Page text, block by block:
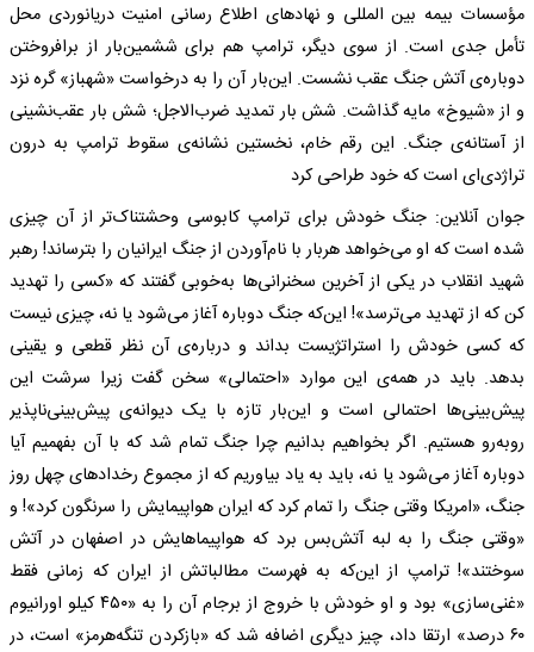
مؤسسات بیمه بین المللی و نهاد‌های اطلاع رسانی امنیت دریانوردی محل
تأمل جدی است. از سوی دیگر، ترامپ هم برای ششمین‌بار از برافروختن
دوباره‌ی آتش جنگ عقب نشست. این‌بار آن را به درخواست «شهباز» گره نزد
و از «شیوخ» مایه گذاشت. شش بار تمدید ضرب‌الاجل؛ شش بار عقب‌نشینی
از آستانه‌ی جنگ. این رقم خام، نخستین نشانه‌ی سقوط ترامپ به درون
تراژدی‌ای است که خود طراحی کرد
جوان آنلاین: جنگ خودش برای ترامپ کابوسی وحشتناک‌تر از آن چیزی
شده است که او می‌خواهد هربار با نام‌آوردن از جنگ ایرانیان را بترساند! رهبر
شهید انقلاب در یکی از آخرین سخنرانی‌ها به‌خوبی گفتند که «کسی را تهدید
کن که از تهدید می‌ترسد»! این‌که جنگ دوباره آغاز می‌شود یا نه، چیزی نیست
که کسی خودش را استراتژیست بداند و درباره‌ی آن نظر قطعی و یقینی
بدهد. باید در همه‌ی این موارد «احتمالی» سخن گفت زیرا سرشت این
پیش‌بینی‌ها احتمالی است و این‌بار تازه با یک دیوانه‌ی پیش‌بینی‌ناپذیر
روبه‌رو هستیم. اگر بخواهیم بدانیم چرا جنگ تمام شد که با آن بفهمیم آیا
دوباره آغاز می‌شود یا نه، باید به یاد بیاوریم که از مجموع رخداد‌های چهل روز
جنگ، «امریکا وقتی جنگ را تمام کرد که ایران هواپیمایش را سرنگون کرد»! و
«وقتی جنگ را به لبه آتش‌بس برد که هواپیماهایش در اصفهان در آتش
سوختند»! ترامپ از این‌که به فهرست مطالباتش از ایران که زمانی فقط
«غنی‌سازی» بود و او خودش با خروج از برجام آن را به «۴۵۰ کیلو اورانیوم
۶۰ درصد» ارتقا داد، چیز دیگری اضافه شد که «بازکردن تنگه‌هرمز» است، در